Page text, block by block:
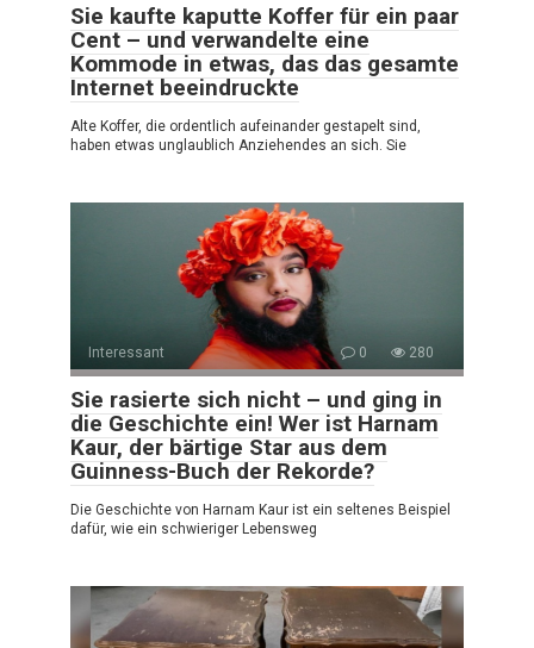
Sie kaufte kaputte Koffer für ein paar
Cent – und verwandelte eine
Kommode in etwas, das das gesamte
Internet beeindruckte
Alte Koffer, die ordentlich aufeinander gestapelt sind,
haben etwas unglaublich Anziehendes an sich. Sie
Interessant 0 280
Sie rasierte sich nicht – und ging in
die Geschichte ein! Wer ist Harnam
Kaur, der bärtige Star aus dem
Guinness-Buch der Rekorde?
Die Geschichte von Harnam Kaur ist ein seltenes Beispiel
dafür, wie ein schwieriger Lebensweg